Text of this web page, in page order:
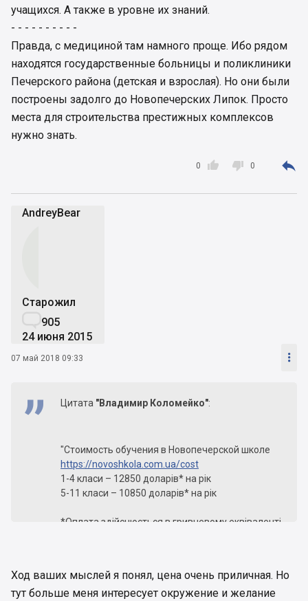
учащихся. А также в уровне их знаний.
- - - - - - - - - -
Правда, с медициной там намного проще. Ибо рядом
находятся государственные больницы и поликлиники
Печерского района (детская и взрослая). Но они были
построены задолго до Новопечерских Липок. Просто
места для строительства престижных комплексов
нужно знать.

0  0 
AndreyBear
Старожил
905
24 июня 2015
07 май 2018 09:33 
Цитата "Владимир Коломейко":
"Стоимость обучения в Новопечерской школе
https://novoshkola.com.ua/cost
1-4 класи – 12850 доларів* на рік
5-11 класи – 10850 доларів* на рік
*Оплата здійснюється в гривневому еквіваленті
знижка 5%."
Ход ваших мыслей я понял, цена очень приличная. Но
тут больше меня интересует окружение и желание